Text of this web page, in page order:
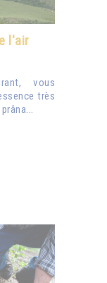
l'air
vous
très